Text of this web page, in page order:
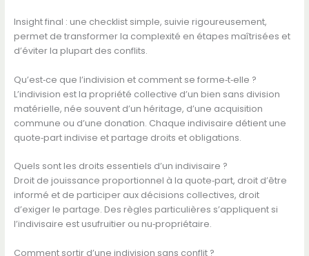
Insight final : une checklist simple, suivie rigoureusement,
permet de transformer la complexité en étapes maîtrisées et
d’éviter la plupart des conflits.
Qu’est‑ce que l’indivision et comment se forme‑t‑elle ?
L’indivision est la propriété collective d’un bien sans division
matérielle, née souvent d’un héritage, d’une acquisition
commune ou d’une donation. Chaque indivisaire détient une
quote‑part indivise et partage droits et obligations.
Quels sont les droits essentiels d’un indivisaire ?
Droit de jouissance proportionnel à la quote‑part, droit d’être
informé et de participer aux décisions collectives, droit
d’exiger le partage. Des règles particulières s’appliquent si
l’indivisaire est usufruitier ou nu‑propriétaire.
Comment sortir d’une indivision sans conflit ?